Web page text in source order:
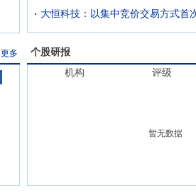
更多
个股研报
机构
评级
暂无数据